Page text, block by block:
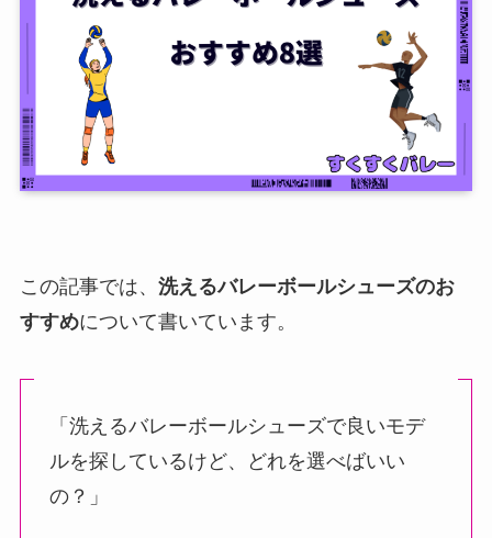
この記事では、 洗えるバレーボールシューズのお
すすめについて書いています。
「洗えるバレーボールシューズで良いモデ
ルを探しているけど、どれを選べばいい
の？」